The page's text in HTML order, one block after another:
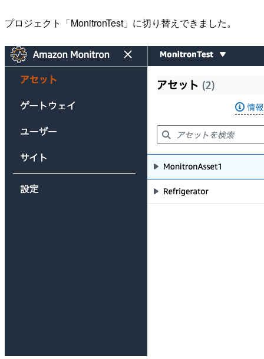
プロジェクト「MonitronTest」に切り替えできました。